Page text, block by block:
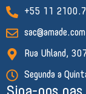
+55 11
Rua Uhland,
Segunda a